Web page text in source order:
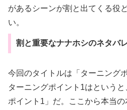
があるシーンが割と出てくる役
い。
割と重要なナナホシのネタバ
今回のタイトルは「ターニング
ターニングポイント1はという
ポイント1」だ。ここから本当